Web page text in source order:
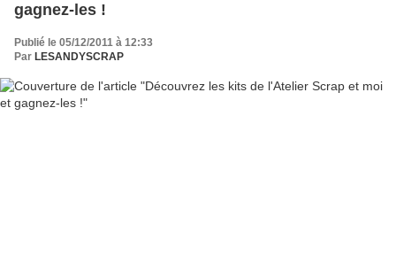
gagnez-les !
Publié le 05/12/2011 à 12:33
Par LESANDYSCRAP